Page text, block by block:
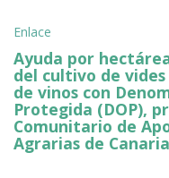
Enlace
Ayuda por
del cultivo de
de vinos con
Protegida (DOP),
Comunitario de
Agrarias de